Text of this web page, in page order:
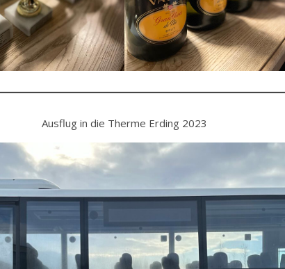
Ausflug in die Therme Erding 2023